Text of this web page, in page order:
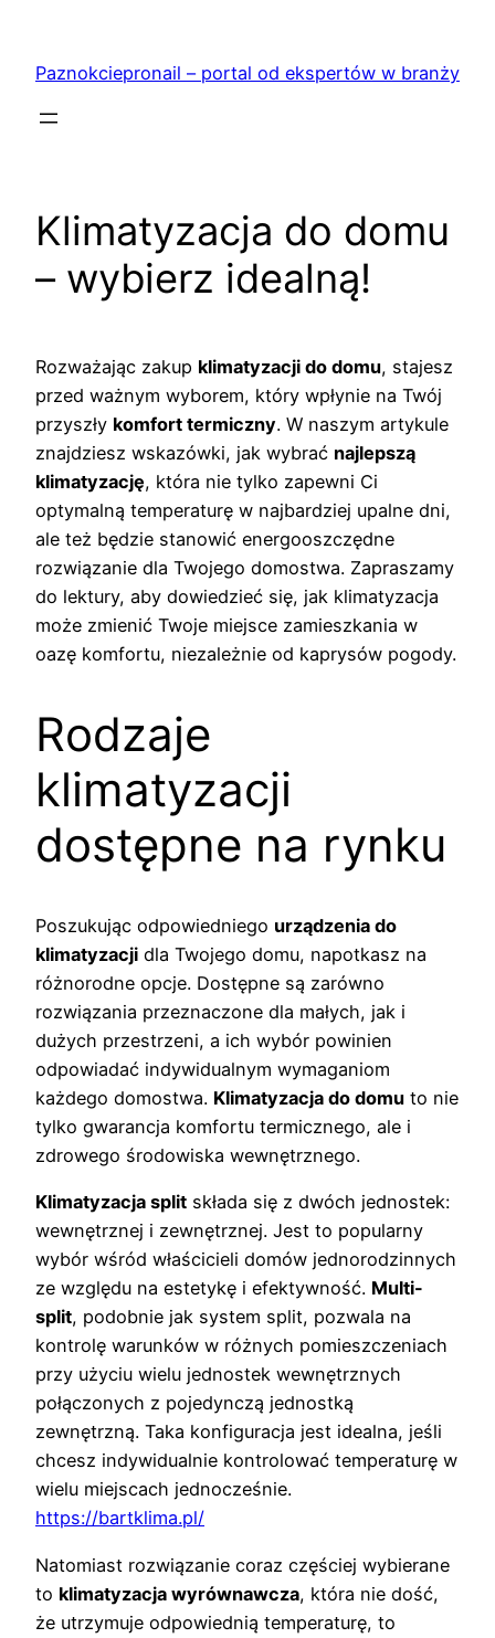
treściPaznokciepronail – portal od ekspertów w branży
Klimatyzacja do domu
– wybierz idealną!
Rozważając zakup klimatyzacji do domu, stajesz
przed ważnym wyborem, który wpłynie na Twój
przyszły komfort termiczny. W naszym artykule
znajdziesz wskazówki, jak wybrać najlepszą
klimatyzację, która nie tylko zapewni Ci
optymalną temperaturę w najbardziej upalne dni,
ale też będzie stanowić energooszczędne
rozwiązanie dla Twojego domostwa. Zapraszamy
do lektury, aby dowiedzieć się, jak klimatyzacja
może zmienić Twoje miejsce zamieszkania w
oazę komfortu, niezależnie od kaprysów pogody.
Rodzaje
klimatyzacji
dostępne na rynku
Poszukując odpowiedniego urządzenia do
klimatyzacji dla Twojego domu, napotkasz na
różnorodne opcje. Dostępne są zarówno
rozwiązania przeznaczone dla małych, jak i
dużych przestrzeni, a ich wybór powinien
odpowiadać indywidualnym wymaganiom
każdego domostwa. Klimatyzacja do domu to nie
tylko gwarancja komfortu termicznego, ale i
zdrowego środowiska wewnętrznego.
Klimatyzacja split składa się z dwóch jednostek:
wewnętrznej i zewnętrznej. Jest to popularny
wybór wśród właścicieli domów jednorodzinnych
ze względu na estetykę i efektywność. Multi-
split, podobnie jak system split, pozwala na
kontrolę warunków w różnych pomieszczeniach
przy użyciu wielu jednostek wewnętrznych
połączonych z pojedynczą jednostką
zewnętrzną. Taka konfiguracja jest idealna, jeśli
chcesz indywidualnie kontrolować temperaturę w
wielu miejscach jednocześnie.
https://bartklima.pl/
Natomiast rozwiązanie coraz częściej wybierane
to klimatyzacja wyrównawcza, która nie dość,
że utrzymuje odpowiednią temperaturę, to